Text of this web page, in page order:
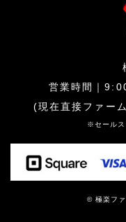
営業時間｜
(現在直接ファー
※セールス
© 極楽フ